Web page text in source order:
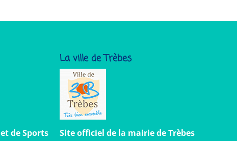
de Sports
La ville de Trèbes
Site officiel de la mairie de Trèbes